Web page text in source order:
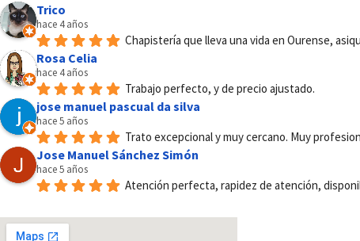
Trico
hace 4 años
Chapistería que lleva una vida en Ourense,
Rosa Celia
hace 4 años
Trabajo perfecto, y de precio ajustado.
jose manuel pascual da silva
hace 5 años
Trato excepcional y muy cercano. Muy
Jose Manuel Sánchez Simón
hace 5 años
Atención perfecta, rapidez de atención,